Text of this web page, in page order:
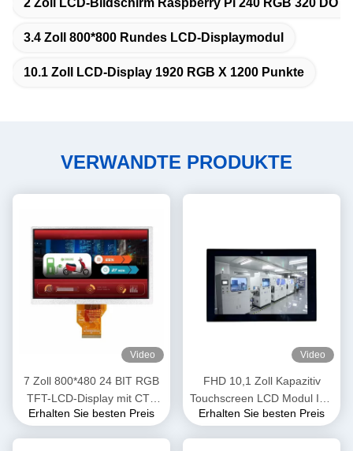
3.4 Zoll 800*800 Rundes LCD-Displaymodul
10.1 Zoll LCD-Display 1920 RGB X 1200 Punkte
VERWANDTE PRODUKTE
Video
7 Zoll 800*480 24 BIT RGB
TFT-LCD-Display mit CTP
für Heimanwendungen
Erhalten Sie besten Preis
Video
FHD 10,1 Zoll Kapazitiv
Touchscreen LCD Modul IPS
Anzeige CTP 1920*1200
Erhalten Sie besten Preis